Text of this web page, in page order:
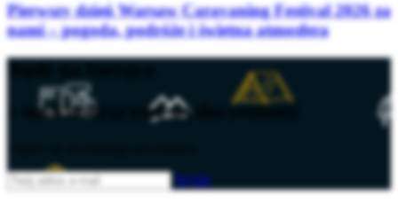
Pierwszy dzień Warsaw Caravaning Festival 2026 za
nami – pogoda, podróże i świetna atmosfera
Bądź na bieżąco
z nadchodzącymi wydarzeniami
Wyślij